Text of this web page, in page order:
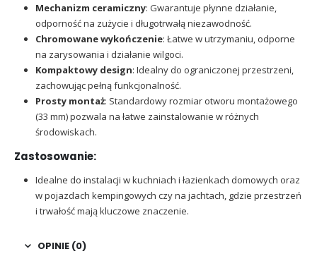
Mechanizm ceramiczny: Gwarantuje płynne działanie,
odporność na zużycie i długotrwałą niezawodność.
Chromowane wykończenie: Łatwe w utrzymaniu, odporne
na zarysowania i działanie wilgoci.
Kompaktowy design: Idealny do ograniczonej przestrzeni,
zachowując pełną funkcjonalność.
Prosty montaż: Standardowy rozmiar otworu montażowego
(33 mm) pozwala na łatwe zainstalowanie w różnych
środowiskach.
Zastosowanie:
Idealne do instalacji w kuchniach i łazienkach domowych oraz
w pojazdach kempingowych czy na jachtach, gdzie przestrzeń
i trwałość mają kluczowe znaczenie.
OPINIE (0)